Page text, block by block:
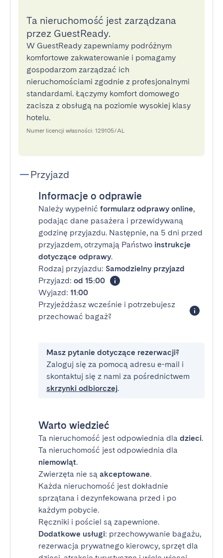
Ta nieruchomość jest zarządzana
przez GuestReady.
W GuestReady zapewniamy podróżnym
komfortowe zakwaterowanie i pomagamy
gospodarzom zarządzać ich
nieruchomościami zgodnie z profesjonalnymi
standardami. Łączymy komfort domowego
zacisza z obsługą na poziomie wysokiej klasy
hotelu.
Numer licencji własności: 129105/AL
Przyjazd
Informacje o odprawie
Należy wypełnić formularz odprawy online,
podając dane pasażera i przewidywaną
godzinę przyjazdu. Następnie, na 5 dni przed
przyjazdem, otrzymają Państwo instrukcje
dotyczące odprawy.
Rodzaj przyjazdu: Samodzielny przyjazd
Przyjazd: od 15:00
Wyjazd: 11:00
Przyjeżdżasz wcześnie i potrzebujesz
przechować bagaż?
Masz pytanie dotyczące rezerwacji?
Zaloguj się za pomocą adresu e-mail i
skontaktuj się z nami za pośrednictwem
skrzynki odbiorczej.
Warto wiedzieć
Ta nieruchomość jest odpowiednia dla dzieci.
Ta nieruchomość jest odpowiednia dla
niemowląt.
Zwierzęta nie są akceptowane.
Każda nieruchomość jest dokładnie
sprzątana i dezynfekowana przed i po
każdym pobycie.
Ręczniki i pościel są zapewnione.
Dodatkowe usługi: przechowywanie bagażu,
rezerwacja prywatnego kierowcy, sprzęt dla